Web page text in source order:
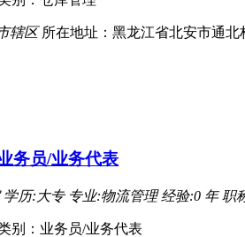
辖区所在地址：黑龙江省北安市通北
务员/业务代表
学历:大专 专业:物流管理 经验:0 年 职
别：业务员/业务代表